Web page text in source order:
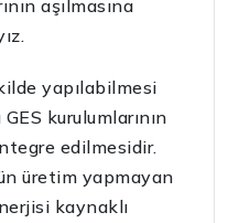
aşılmasına
yapılabilmesi
kurulumlarının
edilmesidir.
üretim yapmayan
kaynaklı